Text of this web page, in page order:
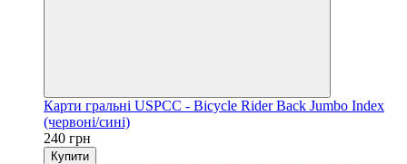
Карти гральні USPCC - Bicycle Rider Back Jumbo Index
(червоні/сині)
240 грн
Купити